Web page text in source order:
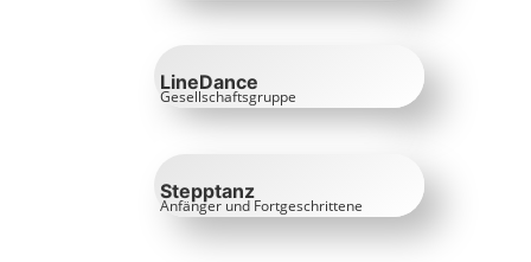
LineDance
Gesellschaftsgruppe
Stepptanz
Anfänger und Fortgeschrittene